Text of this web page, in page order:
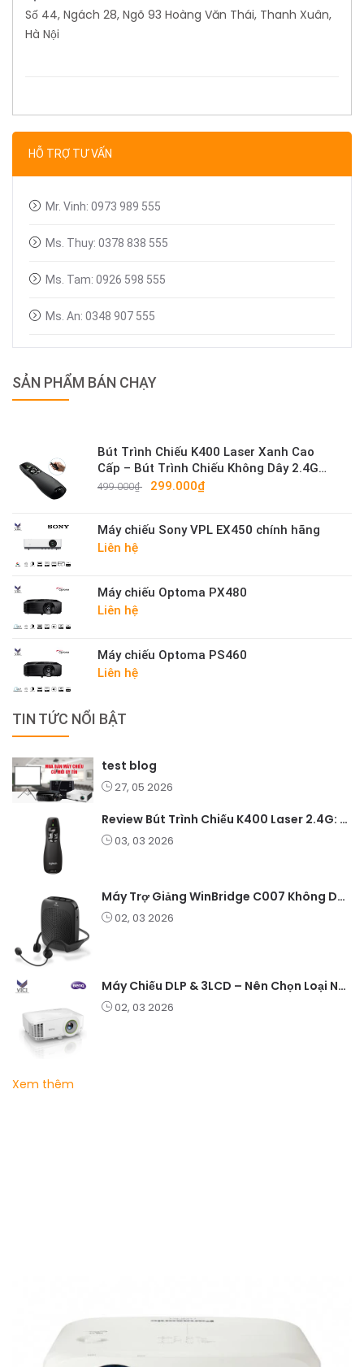
HỖ TRỢ TƯ VẤN
Mr. Vinh: 0973 989 555
Ms. Thuy: 0378 838 555
Ms. Tam: 0926 598 555
Ms. An: 0348 907 555
SẢN PHẨM BÁN CHẠY
Bút Trình Chiếu K400 Laser Xanh Cao
Cấp – Bút Trình Chiếu Không Dây 2.4G
Sáng Mạnh
499.000₫ 299.000₫
Máy chiếu Sony VPL EX450 chính hãng
Liên hệ
Máy chiếu Optoma PX480
Liên hệ
Máy chiếu Optoma PS460
Liên hệ
TIN TỨC NỔI BẬT
test blog
27, 05 2026
Review Bút Trình Chiếu K400 Laser 2.4G: Nhỏ Gọn, Ổn Định, Lý Tưởng Cho Giáo Viên Và Doanh Nghiệp
03, 03 2026
Máy Trợ Giảng WinBridge C007 Không Dây – Pin Lâu, Âm Thanh Rõ
02, 03 2026
Máy Chiếu DLP & 3LCD – Nên Chọn Loại Nào Cho Văn Phòng & Giải Trí?
02, 03 2026
Xem thêm
Số 44, Ngách 28, Ngõ 93 Hoàng Văn Thái, Thanh Xuân,
Hà Nội